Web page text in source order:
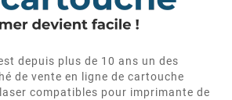
est depuis plus de 10 ans un des
de vente en ligne de cartouche
compatibles pour imprimante de